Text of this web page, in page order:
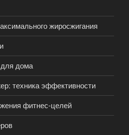
жиросжигания
дома
техника эффективности
фитнес-целей